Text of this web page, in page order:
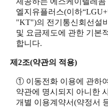
엘지유플러스(이하
"KT")의 전기통신회선설
및 요금제도에 관한 기본
합니다.
제2조(약관의 적용)
① 이동전화 이용에 관하
약관에 명시되지 아니한
개별 이용계약서(약정서